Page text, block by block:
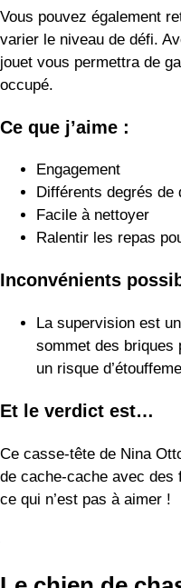
Ralentir les repas
Inconvénients
sommet des briques
Et le verdict est…
Ce casse-tête de Nina
ce qui n’est pas à aimer !
Le chien de
Nina Ottoson
Voici un autre casse-tête
Une fois de plus, votre
l’épreuve ses capacités
ce jouet.